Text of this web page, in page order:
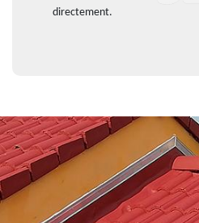
directement.